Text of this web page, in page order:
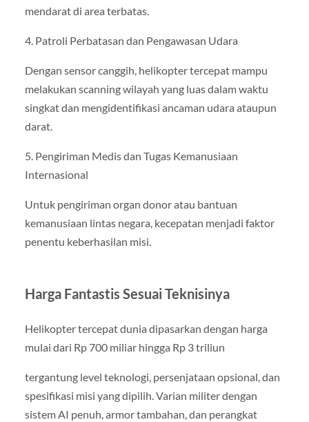
mendarat di area terbatas.
4. Patroli Perbatasan dan Pengawasan Udara
Dengan sensor canggih, helikopter tercepat mampu
melakukan scanning wilayah yang luas dalam waktu
singkat dan mengidentifikasi ancaman udara ataupun
darat.
5. Pengiriman Medis dan Tugas Kemanusiaan
Internasional
Untuk pengiriman organ donor atau bantuan
kemanusiaan lintas negara, kecepatan menjadi faktor
penentu keberhasilan misi.
Harga Fantastis Sesuai Teknisinya
Helikopter tercepat dunia dipasarkan dengan harga
mulai dari Rp 700 miliar hingga Rp 3 triliun
tergantung level teknologi, persenjataan opsional, dan
spesifikasi misi yang dipilih. Varian militer dengan
sistem AI penuh, armor tambahan, dan perangkat